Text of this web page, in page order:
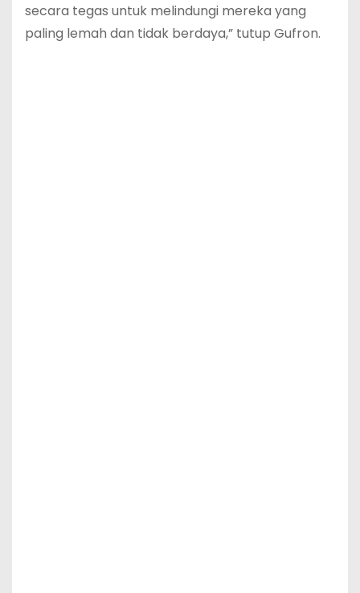
secara tegas untuk melindungi mereka yang
paling lemah dan tidak berdaya,” tutup Gufron.